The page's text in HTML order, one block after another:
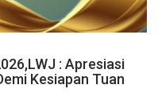
: Apresiasi
Kesiapan Tuan